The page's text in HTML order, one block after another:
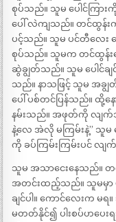
စုပ်သည်။ သူမ ပေါင်ကြာ
ပေါ် လဲကျသည်။ တင်ထွန်
ပင့်သည်။ သူမ ပင်တီလေး
စုပ်သည်။ သူမက တင်ထွန်း
ဆွဲချွတ်သည်။ သူမ ပေါင်ခ
သည်။ နာသဖြင့် သူမ အခ
ပေါ် ပစ်တင်ပြန်သည်။
နမ်းသည်။ အဖုတ်ကို လျက်သ
နဲ့လေ အဲလို မကြမ်းနဲ့” သူ
ကို ခပ်ကြမ်းကြမ်းပင်
သူမ အသာငေးနေသည်။
အတင်းထည့်သည်။ သူမမှာ
ချင်ပါ။ ကောင်လေးက
မတတ်နိုင်၍ ပါးစပ်ဟပေး